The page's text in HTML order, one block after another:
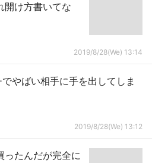
開け方書いてな
2019/8/28(We) 13:14
やばい相手に手を出してしま
2019/8/28(We) 13:12
ったんだが完全に